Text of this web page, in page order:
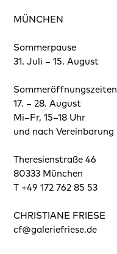
MÜNCHEN
Sommerpause
31. Juli – 15. August
Sommeröffnungszeiten
17. – 28. August
Mi–Fr, 15–18 Uhr
und nach Vereinbarung
Theresienstraße 46
80333 München
T +49 172 762 85 53
CHRISTIANE FRIESE
cf@galeriefriese.de